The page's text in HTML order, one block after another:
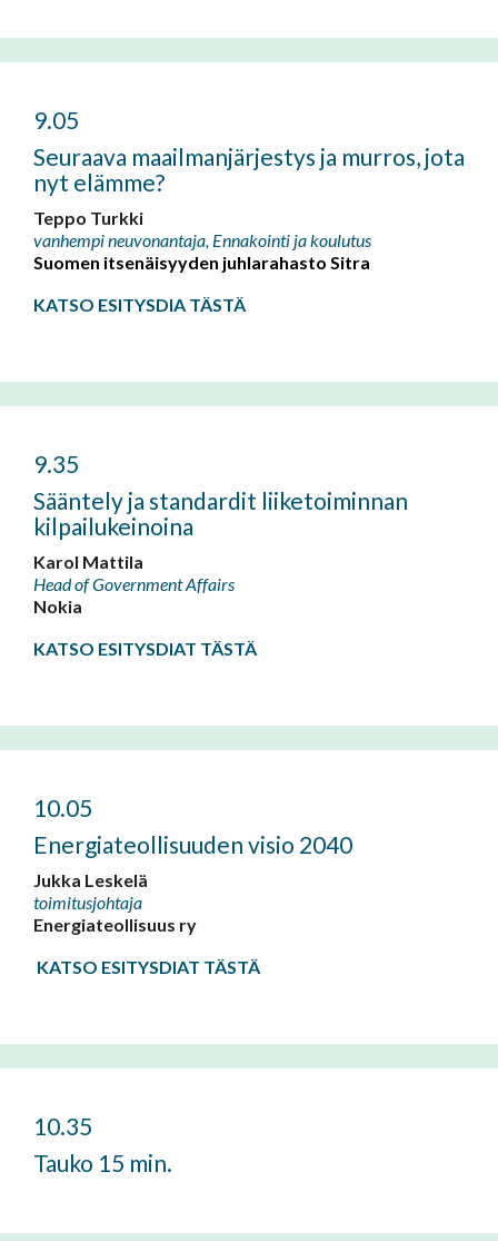
9.05
Seuraava maailmanjärjestys ja murros, jota
nyt elämme?
Teppo Turkki
vanhempi neuvonantaja, Ennakointi ja koulutus
Suomen itsenäisyyden juhlarahasto Sitra
KATSO ESITYSDIA TÄSTÄ
9.35
Sääntely ja standardit liiketoiminnan
kilpailukeinoina
Karol Mattila
Head of Government Affairs
Nokia
KATSO ESITYSDIAT TÄSTÄ
10.05
Energiateollisuuden visio 2040
Jukka Leskelä
toimitusjohtaja
Energiateollisuus ry
KATSO ESITYSDIAT TÄSTÄ
10.35
Tauko 15 min.